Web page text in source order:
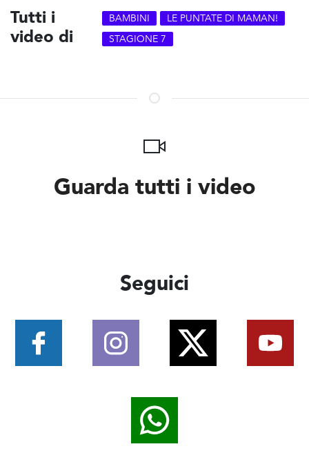
Tutti i
video di
BAMBINI
LE PUNTATE DI MAMAN!
STAGIONE 7
Guarda tutti i video
Seguici